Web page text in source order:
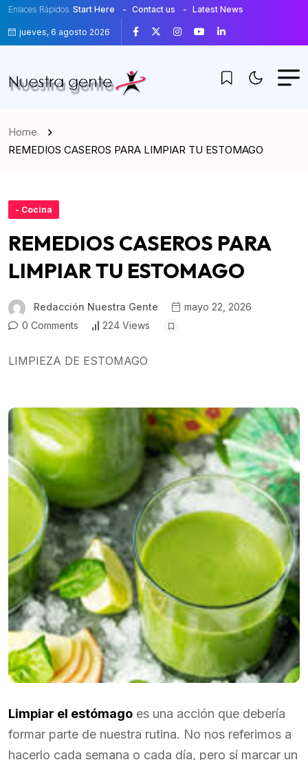
Enlaces Rápidos Start Here Contact us Latest News
jueves, 6 agosto 2026
Home
REMEDIOS CASEROS PARA LIMPIAR TU ESTOMAGO
- Cocina
REMEDIOS CASEROS PARA
LIMPIAR TU ESTOMAGO
Redacción Nuestra Gente
mayo 22, 2026
0 Comments
224 Views
LIMPIEZA DE ESTOMAGO
Limpiar el estómago es una acción que debería
formar parte de nuestra rutina. No nos referimos a
hacerlo cada semana o cada día, pero sí marcar un